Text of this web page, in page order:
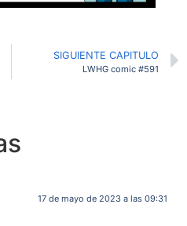
SIGUIENTE CAPITULO
LWHG comic #591
17 de mayo de 2023 a las 09:31